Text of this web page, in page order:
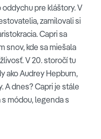
pre kláštory. V
zamilovali si
Capri sa
snov, kde sa miešala
V 20. storočí tu
ako Audrey Hepburn,
A dnes? Capri je stále
módou, legenda s